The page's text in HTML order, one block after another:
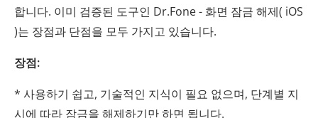
합니다. 이미 검증된 도구인 Dr.Fone - 화면 잠금 해제( iOS
)는 장점과 단점을 모두 가지고 있습니다.
장점:
* 사용하기 쉽고, 기술적인 지식이 필요 없으며, 단계별 지
시에 따라 잠금을 해제하기만 하면 됩니다.